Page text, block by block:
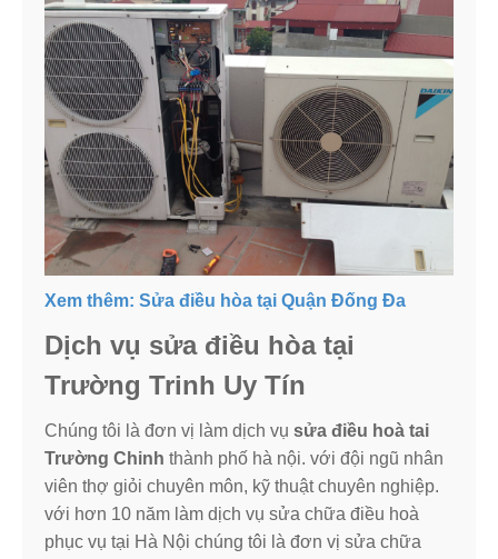
Xem thêm: Sửa điều hòa tại Quận Đống Đa
Dịch vụ sửa điều hòa tại
Trường Trinh Uy Tín
Chúng tôi là đơn vị làm dịch vụ sửa điều hoà tai
Trường Chinh thành phố hà nội. với đội ngũ nhân
viên thợ giỏi chuyên môn, kỹ thuật chuyên nghiệp.
với hơn 10 năm làm dịch vụ sửa chữa điều hoà
phục vụ tại Hà Nội chúng tôi là đơn vị sửa chữa